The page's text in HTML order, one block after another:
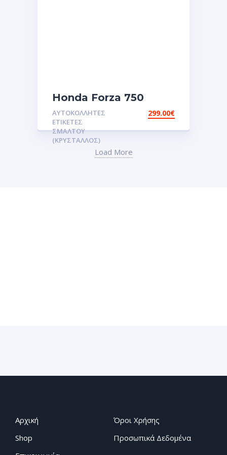
Honda Forza 750
Αυτοκολλητες ετικέτες
3D
σμάλτου.Αυτοκόλλητα.stickers
ΑΥΤΟΚΌΛΛΗΤΕΣ
ΕΤΙΚΈΤΕΣ
ΣΜΆΛΤΟΥ
(ΚΡΥΣΤΑΛΛΟΣ)
299.00€
Load More
Αρχική
Shop
Όροι Χρήσης
Προσωπικά Δεδομένα